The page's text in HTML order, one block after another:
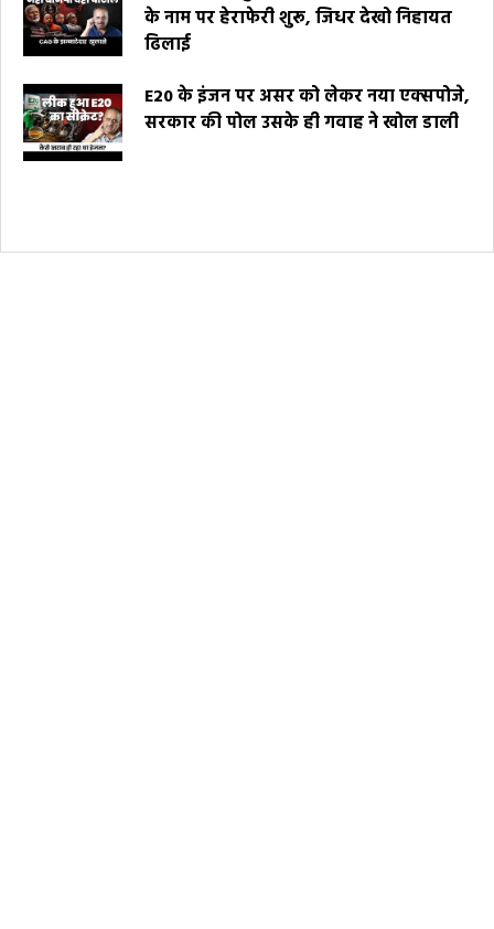
के नाम पर हेराफेरी शुरू, जिधर देखो निहायत
ढिलाई
E20 के इंजन पर असर को लेकर नया एक्सपोजे,
सरकार की पोल उसके ही गवाह ने खोल डाली